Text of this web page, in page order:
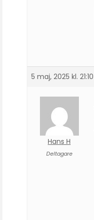
5 maj, 2025 kl. 21:10
Hans H
Deltagare